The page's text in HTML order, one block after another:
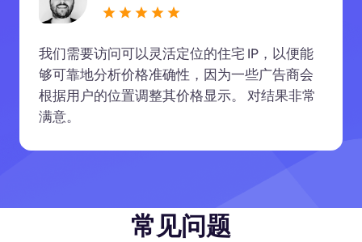
我们需要访问可以灵活定位的住宅 IP，以便能
够可靠地分析价格准确性，因为一些广告商会
根据用户的位置调整其价格显示。 对结果非常
满意。
常见问题